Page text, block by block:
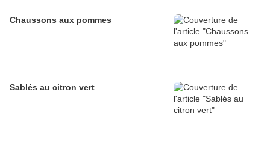
Chaussons aux pommes
Sablés au citron vert